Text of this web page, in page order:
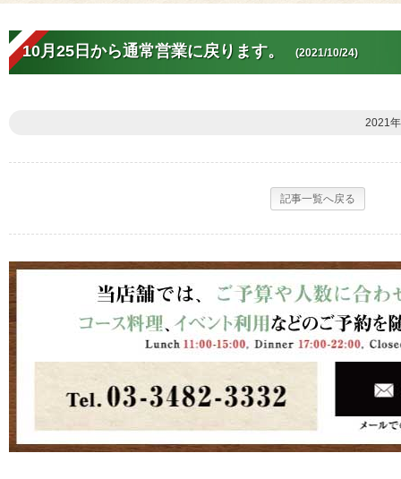
10月25日から通常営業に戻ります。 (2021/10/24)
2021
記事一覧へ戻る